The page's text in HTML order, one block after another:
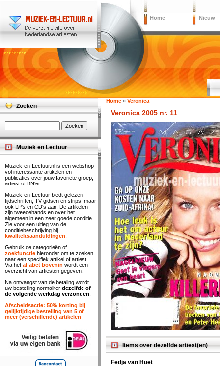
Home Nieuw
Home » Veronica
Veronica 2005 nr. 11
Items over dezelfde artiest(en)
Fedja van Huet
Zoeken
Muziek en Lectuur
Muziek-en-Lectuur.nl is een webshop
vol interessante artikelen en
publicaties over jouw favoriete groep,
artiest of BN'er.
Muziek-en-Lectuur biedt gelezen
tijdschriften, TV-gidsen en strips, maar
ook LP's en CD's aan. De artikelen
zijn tweedehands en over het
algemeen in een zeer goede conditie.
Zie voor een uitleg van de
conditiebeschrijving bij
kwaliteitsaanduidingen
Gebruik de categorieën of
zoekfunctie hieronder om te zoeken
naar een specifiek artikel of artiest.
Via het alfabet bovenin wordt een
overzicht van artiesten gegeven.
Na ontvangst van de betaling wordt
uw bestelling normaliter dezelfde of
de volgende werkdag verzonden
Afscheidsactie: 50% korting bij
gelijktijdige bestelling van 5 of
meer (verschillende) artikelen!